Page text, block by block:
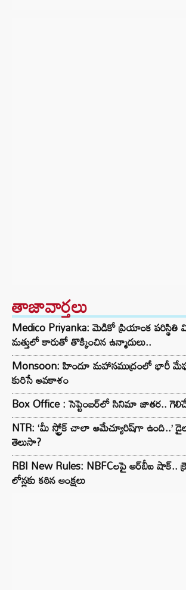
తాజావార్తలు
Medico Priyanka: మెడికో ప్రియాంక పరిస్థితి
మత్తులో కారుతో తొక్కించిన ఉన్మాదులు..
Monsoon: హిందూ మహాసముద్రంలో భారీ
కురిసే అవకాశం
Box Office : సెప్టెంబర్‌లో సినిమా జాతర..
NTR: ‘మీ స్ట్రోక్ చాలా అమేచ్యూరిష్‌గా
తెలుసా?
RBI New Rules: NBFCలపై ఆర్‌బీఐ షాక్..
లోన్లకు కఠిన ఆంక్షలు